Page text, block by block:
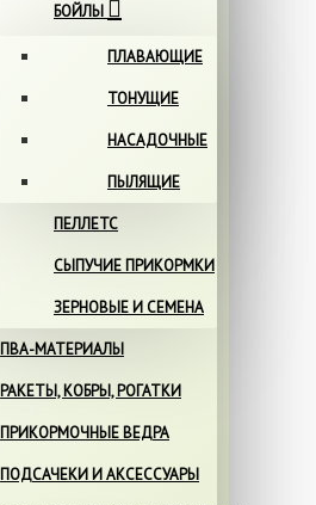
БОЙЛЫ
ПЛАВАЮЩИЕ
ТОНУЩИЕ
НАСАДОЧНЫЕ
ПЫЛЯЩИЕ
ПЕЛЛЕТС
СЫПУЧИЕ ПРИКОРМКИ
ЗЕРНОВЫЕ И СЕМЕНА
ПВА-МАТЕРИАЛЫ
РАКЕТЫ, КОБРЫ, РОГАТКИ
ПРИКОРМОЧНЫЕ ВЕДРА
ПОДСАЧЕКИ И АКСЕССУАРЫ